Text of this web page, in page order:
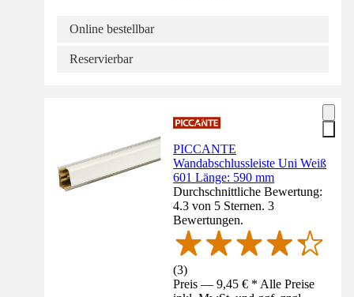
Online bestellbar
Reservierbar
PICCANTE
Wandabschlussleiste Uni Weiß
601 Länge: 590 mm
Durchschnittliche Bewertung:
4.3 von 5 Sternen. 3
Bewertungen.
(3)
Preis — 9,45 € * Alle Preise